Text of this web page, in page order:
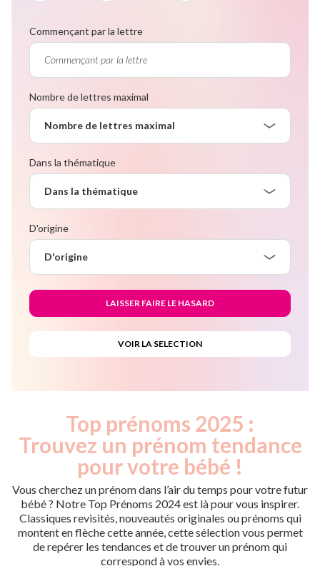
Commençant par la lettre
Nombre de lettres maximal
Nombre de lettres maximal
Dans la thématique
Dans la thématique
D'origine
D'origine
Top prénoms 2025 :
Trouvez un prénom tendance
pour votre bébé !
Vous cherchez un prénom dans l’air du temps pour votre futur
bébé ? Notre Top Prénoms 2024 est là pour vous inspirer.
Classiques revisités, nouveautés originales ou prénoms qui
montent en flèche cette année, cette sélection vous permet
de repérer les tendances et de trouver un prénom qui
correspond à vos envies.